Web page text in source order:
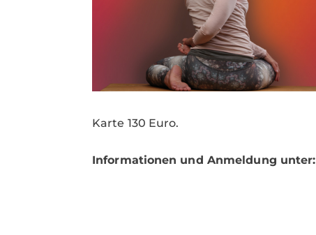
Karte 130 Euro.
Informationen und Anmeldung unter: